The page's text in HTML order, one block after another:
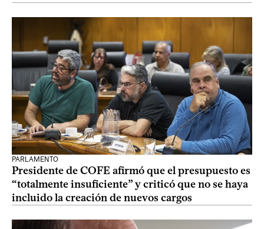
PARLAMENTO
Presidente de COFE afirmó que el presupuesto es
“totalmente insuficiente” y criticó que no se haya
incluido la creación de nuevos cargos